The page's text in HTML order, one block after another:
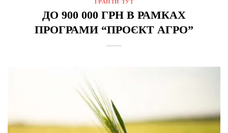
ГРАНТИ ТУТ
ДО 900 000 ГРН В РАМКАХ
ПРОГРАМИ “ПРОЄКТ АГРО”